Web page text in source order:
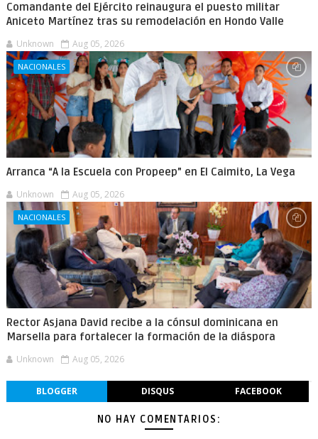
Comandante del Ejército reinaugura el puesto militar
Aniceto Martínez tras su remodelación en Hondo Valle
Unknown Aug 05, 2026
NACIONALES
Arranca “A la Escuela con Propeep” en El Caimito, La Vega
Unknown Aug 05, 2026
NACIONALES
Rector Asjana David recibe a la cónsul dominicana en
Marsella para fortalecer la formación de la diáspora
Unknown Aug 05, 2026
BLOGGER DISQUS FACEBOOK
NO HAY COMENTARIOS: